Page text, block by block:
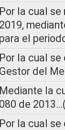
Por la cual se
2019,
para el
Por la cual
Gestor del
Mediante la
080 de
Por la cual